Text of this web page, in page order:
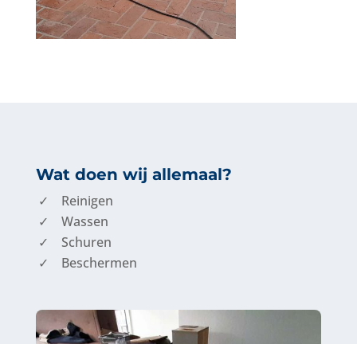
Wat doen wij allemaal?
Reinigen
Wassen
Schuren
Beschermen